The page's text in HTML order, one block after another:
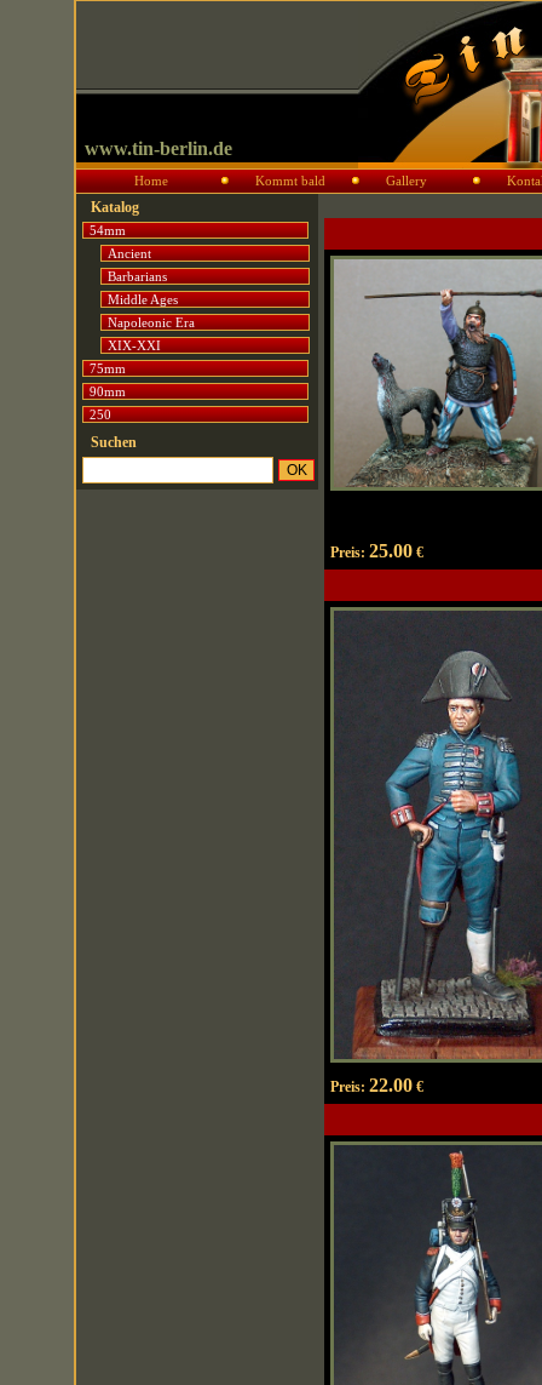
www.tin-berlin.de
Home Kommt bald Gallery
Katalog
54mm
Ancient
Barbarians
Middle Ages
Napoleonic Era
XIX-XXI
75mm
90mm
250
Suchen
Preis: 25.00€
Preis: 22.00€